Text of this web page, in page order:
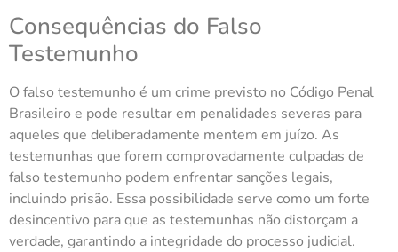
Consequências do Falso
Testemunho
O falso testemunho é um crime previsto no Código Penal
Brasileiro e pode resultar em penalidades severas para
aqueles que deliberadamente mentem em juízo. As
testemunhas que forem comprovadamente culpadas de
falso testemunho podem enfrentar sanções legais,
incluindo prisão. Essa possibilidade serve como um forte
desincentivo para que as testemunhas não distorçam a
verdade, garantindo a integridade do processo judicial.